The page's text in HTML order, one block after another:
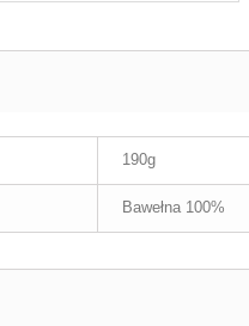
190g
Bawełna 100%